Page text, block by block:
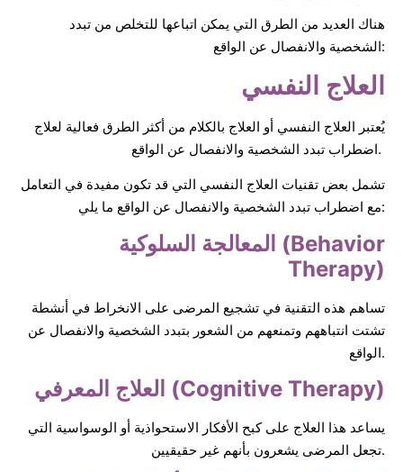
هناك العديد من الطرق التي يمكن اتباعها للتخلص من تبدد
الشخصية والانفصال عن الواقع:
العلاج النفسي
يُعتبر العلاج النفسي أو العلاج بالكلام من أكثر الطرق فعالية لعلاج
اضطراب تبدد الشخصية والانفصال عن الواقع.
تشمل بعض تقنيات العلاج النفسي التي قد تكون مفيدة في التعامل
مع اضطراب تبدد الشخصية والانفصال عن الواقع ما يلي:
المعالجة السلوكية (Behavior
Therapy)
تساهم هذه التقنية في تشجيع المرضى على الانخراط في أنشطة
تشتت انتباههم وتمنعهم من الشعور بتبدد الشخصية والانفصال عن
الواقع.
العلاج المعرفي (Cognitive Therapy)
يساعد هذا العلاج على كبح الأفكار الاستحواذية أو الوسواسية التي
تجعل المرضى يشعرون بأنهم غير حقيقيين.